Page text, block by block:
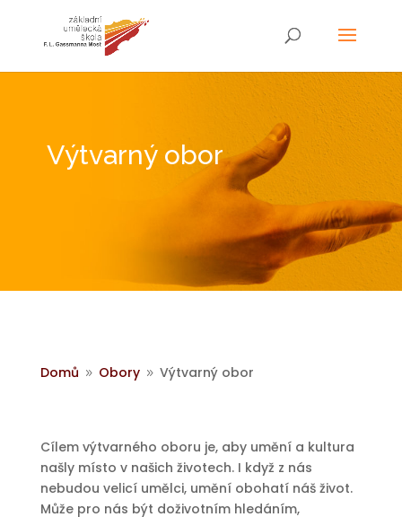
Výtvarný obor
Domů 9 Obory 9 Výtvarný obor
Cílem výtvarného oboru je, aby umění a kultura
našly místo v našich životech. I když z nás
nebudou velicí umělci, umění obohatí náš život.
Může pro nás být doživotním hledáním,